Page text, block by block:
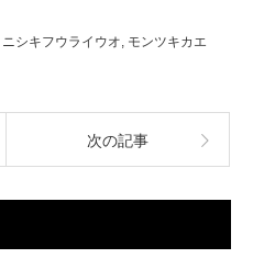
ニシキフウライウオ, モンツキカエ
次の記事